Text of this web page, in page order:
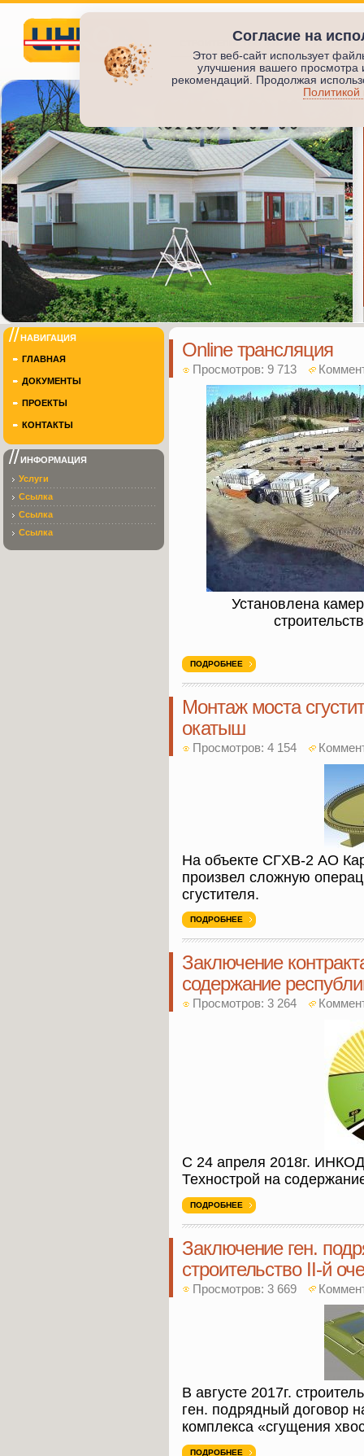
Инкод
СТРОИТЕЛЬСТВО ЖИЛЬЯ
ИНКОД
Online трансляция
Просмотров: 9 713
Установлена
ПОДРОБНЕЕ
Монтаж моста
окатыш
Просмотров: 4 154
На объекте СГХВ-2 АО
произвел сложную
сгустителя.
ПОДРОБНЕЕ
Заключение
содержание
Просмотров: 3 264
С 24 апреля 2018г.
Технострой на
ПОДРОБНЕЕ
Заключение ген.
строительство II-й
Просмотров: 3 669
В августе 2017г.
ген. подрядный договор
комплекса «сгущения
ПОДРОБНЕЕ
НАВИГАЦИЯ
ГЛАВНАЯ
ДОКУМЕНТЫ
ПРОЕКТЫ
КОНТАКТЫ
ИНФОРМАЦИЯ
Услуги
Ссылка
Ссылка
Ссылка
Согласие на
Этот веб-сайт использует
улучшения вашего просмотра
рекомендаций. Продолжая